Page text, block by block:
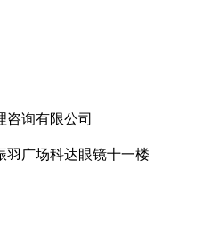
咨询有限公司
羽广场科达眼镜十一楼